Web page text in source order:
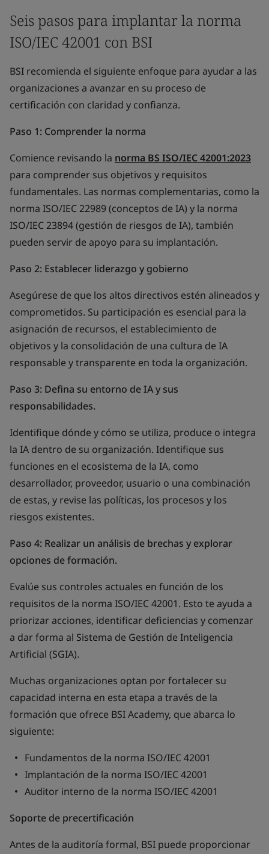
Seis pasos para implantar la norma
ISO/IEC 42001 con BSI
BSI recomienda el siguiente enfoque para ayudar a las
organizaciones a avanzar en su proceso de
certificación con claridad y confianza.
Paso 1: Comprender la norma
Comience revisando la norma BS ISO/IEC 42001:2023
para comprender sus objetivos y requisitos
fundamentales. Las normas complementarias, como la
norma ISO/IEC 22989 (conceptos de IA) y la norma
ISO/IEC 23894 (gestión de riesgos de IA), también
pueden servir de apoyo para su implantación.
Paso 2: Establecer liderazgo y gobierno
Asegúrese de que los altos directivos estén alineados y
comprometidos. Su participación es esencial para la
asignación de recursos, el establecimiento de
objetivos y la consolidación de una cultura de IA
responsable y transparente en toda la organización.
Paso 3: Defina su entorno de IA y sus
responsabilidades.
Identifique dónde y cómo se utiliza, produce o integra
la IA dentro de su organización. Identifique sus
funciones en el ecosistema de la IA, como
desarrollador, proveedor, usuario o una combinación
de estas, y revise las políticas, los procesos y los
riesgos existentes.
Paso 4: Realizar un análisis de brechas y explorar
opciones de formación.
Evalúe sus controles actuales en función de los
requisitos de la norma ISO/IEC 42001. Esto te ayuda a
priorizar acciones, identificar deficiencias y comenzar
a dar forma al Sistema de Gestión de Inteligencia
Artificial (SGIA).
Muchas organizaciones optan por fortalecer su
capacidad interna en esta etapa a través de la
formación que ofrece BSI Academy, que abarca lo
siguiente:
Fundamentos de la norma ISO/IEC 42001
Implantación de la norma ISO/IEC 42001
Auditor interno de la norma ISO/IEC 42001
Soporte de precertificación
Antes de la auditoría formal, BSI puede proporcionar